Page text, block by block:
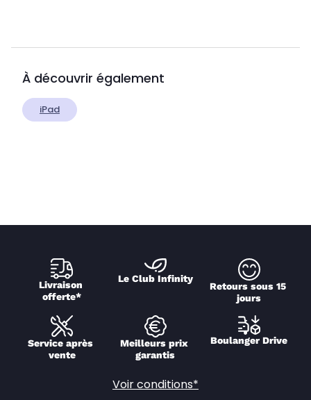
À découvrir également
iPad
Livraison
offerte*
Le Club Infinity
Retours sous 15
jours
Service après
vente
Meilleurs prix
garantis
Boulanger Drive
Voir conditions*